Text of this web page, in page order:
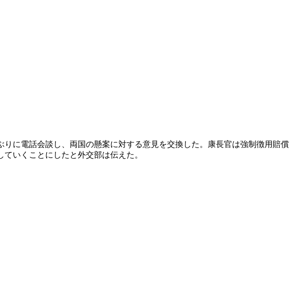
に電話会談し、両国の懸案に対する意見を交換した。康長官は強制徴用賠償
いくことにしたと外交部は伝えた。